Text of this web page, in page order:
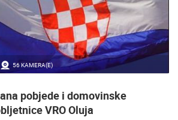
56 KAMERA(E)
pobjede i domovinske
VRO Oluja